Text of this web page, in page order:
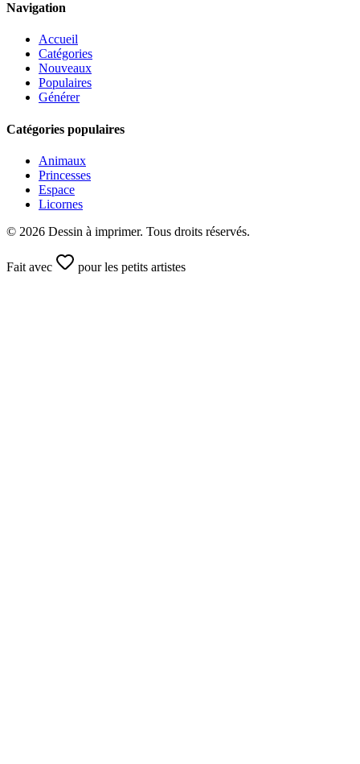
Navigation
Accueil
Catégories
Nouveaux
Populaires
Générer
Catégories populaires
Animaux
Princesses
Espace
Licornes
© 2026 Dessin à imprimer. Tous droits réservés.
Fait avec pour les petits artistes